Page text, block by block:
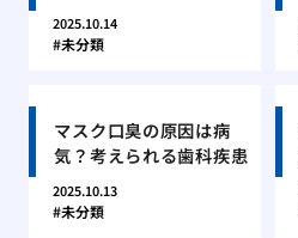
2025.10.14
未分類
マスク口臭の原因は病
気？考えられる歯科疾患
2025.10.13
未分類